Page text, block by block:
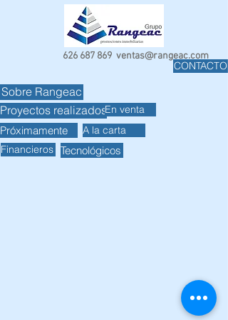
626 687 869 ventas@rangeac.com
CONTACTO
Sobre Rangeac
Proyectos realizadosEn venta
Próximamente
A la carta
Financieros Tecnológicos